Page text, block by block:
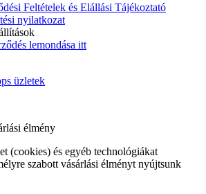
Feltételek és Elállási Tájékoztató
nyilatkozat
lemondása itt
üzletek
élmény
(cookies) és egyéb technológiákat
szabott vásárlási élményt nyújtsunk